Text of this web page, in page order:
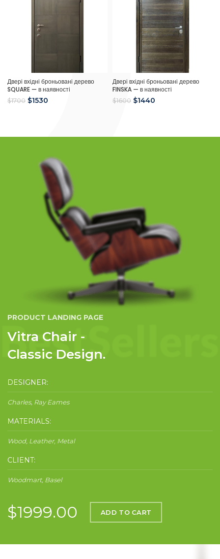
Двері вхідні броньовані дерево
SQUARE — в наявності
$1700 $1530
Двері вхідні броньовані дерево
FINSKA — в наявності
$1600 $1440
PRODUCT LANDING PAGE
Vitra Chair -
Classic Design.
DESIGNER:
Charles, Ray Eames
MATERIALS:
Wood, Leather, Metal
CLIENT:
Woodmart, Basel
$1999.00 ADD TO CART